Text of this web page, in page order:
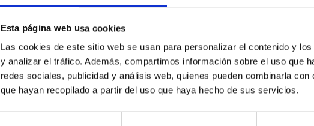
Esta página web usa cookies
Las cookies de este sitio web se usan para personalizar el contenido y
y analizar el tráfico. Además, compartimos información sobre el uso que
redes sociales, publicidad y análisis web, quienes pueden combinarla
que hayan recopilado a partir del uso que haya hecho de sus servicios.
INFORMACIÓN INSTITUCIONAL
Legislación
PORTAL DEL
Mapa